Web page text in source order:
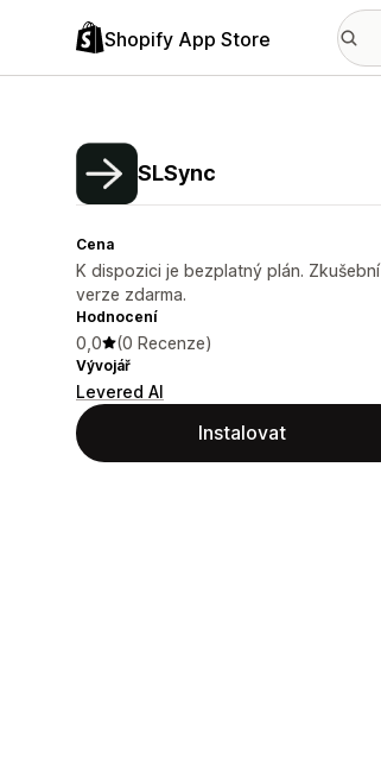
Shopify App Store
SLSync
Cena
K dispozici je bezplatný plán. Zkušební
verze zdarma.
Hodnocení
0,0 (0 Recenze)
Vývojář
Levered AI
Instalovat